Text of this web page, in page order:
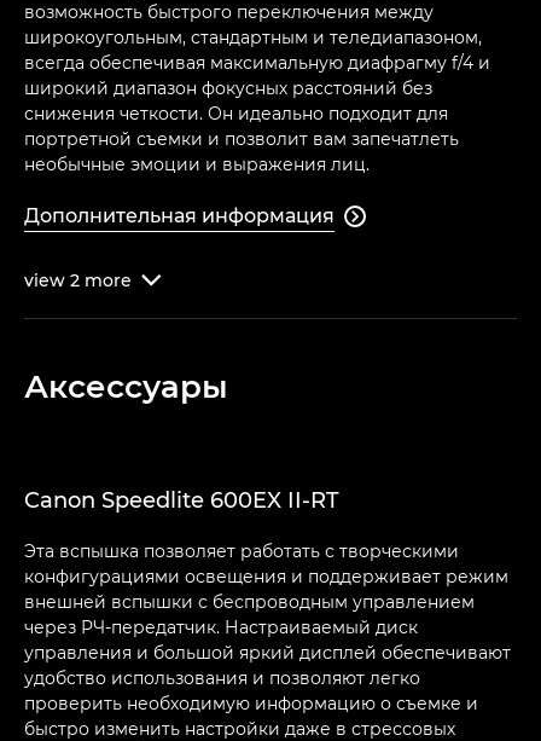
возможность быстрого переключения между
широкоугольным, стандартным и теледиапазоном,
всегда обеспечивая максимальную диафрагму f/4 и
широкий диапазон фокусных расстояний без
снижения четкости. Он идеально подходит для
портретной съемки и позволит вам запечатлеть
необычные эмоции и выражения лиц.
Дополнительная информация 
view 2 more 
Аксессуары
Canon Speedlite 600EX II-RT
Эта вспышка позволяет работать с творческими
конфигурациями освещения и поддерживает режим
внешней вспышки с беспроводным управлением
через РЧ-передатчик. Настраиваемый диск
управления и большой яркий дисплей обеспечивают
удобство использования и позволяют легко
проверить необходимую информацию о съемке и
быстро изменить настройки даже в стрессовых